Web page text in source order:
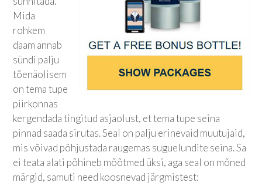
Mida
rohkem
daam annab
sündi palju
tõenäolisem
on tema tupe
piirkonnas
kergendada tingitud asjaolust, et tema tupe seina
pinnad saada sirutas. Seal on palju erinevaid muutujaid,
mis võivad põhjustada raugemas suguelundite seina. Sa
ei teata alati põhineb mõõtmed üksi, aga seal on mõned
märgid, samuti need koosnevad järgmistest: